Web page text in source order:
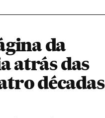
da
atrás das
décadas